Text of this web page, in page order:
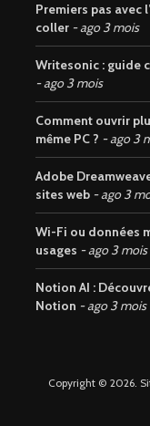
Premiers pas avec
coller
ago 3 mois
Writesonic : guide
ago 3 mois
Comment ouvrir
même PC ?
ago 3
Adobe
sites web
ago 3
Wi-Fi ou données
usages
ago 3 mois
Notion AI :
Notion
ago 3 mois
Copyright © 2026.